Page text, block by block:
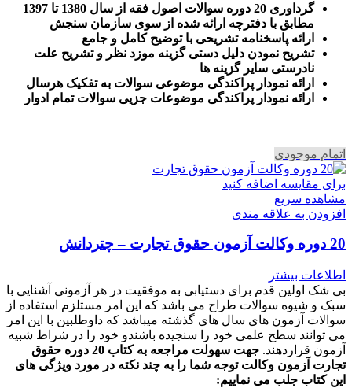
گرداوری 20 دوره سوالات اصول فقه از سال 1380 تا 1397
مطابق با دفترچه ارائه شده از سوی سازمان سنجش
ارائه پاسخنامه تشریحی با توضیح کامل و جامع
تشریح نمودن دلیل دستی گزینه موزد نظر و تشریح علت
نادرستی سایر گزینه ها
ارائه نمودار پراکندگی موضوعی سوالات به تفکیک هرسال
رائه نمودار پراکندگی موضوعات جزیی سوالات تمام ادوار
اتمام موجودی
برای مقایسه اضافه کنید
مشاهده سریع
افزودن به علاقه مندی
20 دوره وکالت آزمون حقوق تجارت – چتردانش
اطلاعات بیشتر
بی شک اولین قدم برای دستیابی به موفقیت در هر آزمونی آشنایی با
سبک و شیوه سوالات طراح می باشد که این امر مستلزم استفاده از
سوالات آزمون های سال های گذشته میباشد که داوطلبین با این امر
می توانند سطح علمی خود را سنجیده باشندو خود را در شراط شبیه
آزمون قراردهند.
جهت سهولت مراجعه به کتاب 20 دوره حقوق
تجارت آزمون وکالت توجه شما را به چند نکته در مورد ویژگی های
این کتاب جلب می نماییم: